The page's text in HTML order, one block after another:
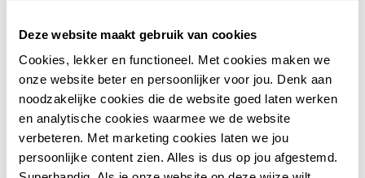
Deze website maakt gebruik van cookies
Cookies, lekker en functioneel. Met cookies maken we
onze website beter en persoonlijker voor jou. Denk aan
noodzakelijke cookies die de website goed laten werken
en analytische cookies waarmee we de website
verbeteren. Met marketing cookies laten we jou
persoonlijke content zien. Alles is dus op jou afgestemd.